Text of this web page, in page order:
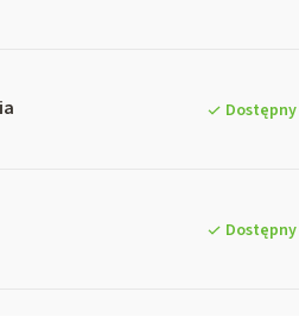
Dostępny
Dostępny